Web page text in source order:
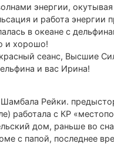
энергии, окутывая
и работа энергии
в океане с
и хорошо!
сеанс, Высшие
и вас Ирина!
Рейки.
работала с КР
дом, раньше во
с папой, последнее